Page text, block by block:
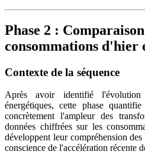
Phase 2 :
consommations
Contexte de la séquence
Après avoir identifié
énergétiques, cette phase
concrètement l'ampleur des
données chiffrées sur les
développent leur compréhension
conscience de l'accélération récente